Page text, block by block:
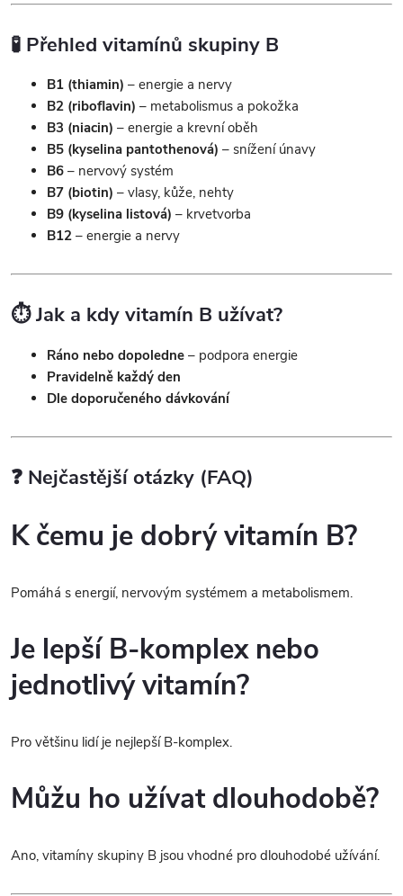
🧪 Přehled vitamínů skupiny B
B1 (thiamin) – energie a nervy
B2 (riboflavin) – metabolismus a pokožka
B3 (niacin) – energie a krevní oběh
B5 (kyselina pantothenová) – snížení únavy
B6 – nervový systém
B7 (biotin) – vlasy, kůže, nehty
B9 (kyselina listová) – krvetvorba
B12 – energie a nervy
⏱️ Jak a kdy vitamín B užívat?
Ráno nebo dopoledne – podpora energie
Pravidelně každý den
Dle doporučeného dávkování
❓ Nejčastější otázky (FAQ)
K čemu je dobrý vitamín B?
Pomáhá s energií, nervovým systémem a metabolismem.
Je lepší B-komplex nebo
jednotlivý vitamín?
Pro většinu lidí je nejlepší B-komplex.
Můžu ho užívat dlouhodobě?
Ano, vitamíny skupiny B jsou vhodné pro dlouhodobé užívání.